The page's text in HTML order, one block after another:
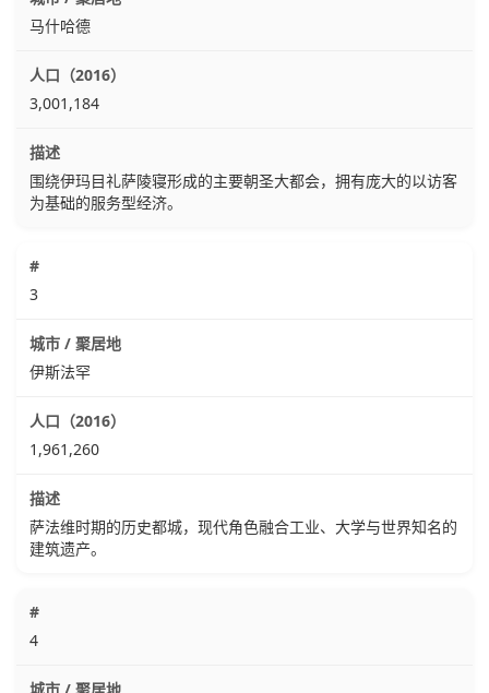
马什哈德
3,001,184
围绕伊玛目礼萨陵寝形成的主要朝圣大都会，拥有庞大的以访客
为基础的服务型经济。
3
伊斯法罕
1,961,260
萨法维时期的历史都城，现代角色融合工业、大学与世界知名的
建筑遗产。
4